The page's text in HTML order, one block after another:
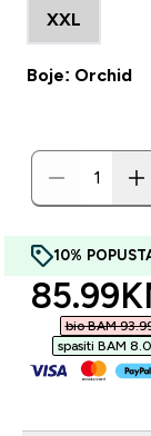
XXL
Boje: Orchid
10%
bio BAM
spasiti BAM